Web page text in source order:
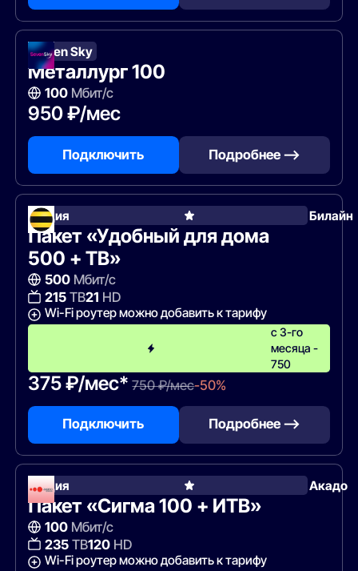
Seven Sky
Металлург 100
100Мбит/с
950 ₽/мес
Подключить Подробнее —>
Акция Билайн
Пакет «Удобный для дома
500 + ТВ»
500Мбит/с
215ТВ21 HD
Wi-Fi роутер можно добавить к тарифу
с 3-го
месяца -
750
375 ₽/мес* 750 ₽/мес-50%
Подключить Подробнее —>
Акция Акадо
Пакет «Сигма 100 + ИТВ»
100Мбит/с
235ТВ120HD
Wi-Fi роутер можно добавить к тарифу